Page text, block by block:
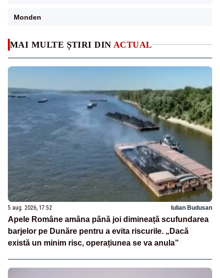
MAI MULTE ȘTIRI DIN ACTUAL
5 aug. 2026, 17:52 Iulian Budusan
Apele Române amâna până joi dimineață scufundarea
barjelor pe Dunăre pentru a evita riscurile. „Dacă
există un minim risc, operațiunea se va anula”
Monden